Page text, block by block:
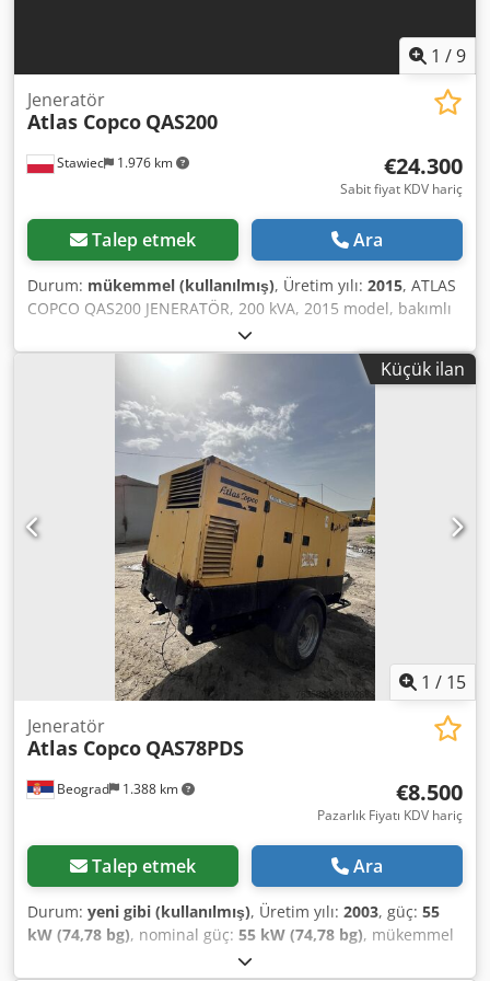
1 /9
Stawiec 1.976 km
Jeneratör
Atlas Copco QAS200
€24.300
Sabit fiyat KDV hariç
Talep etmek Ara
Durum: mükemmel (kullanılmış), Üretim yılı: 2015, ATLAS
COPCO QAS200 JENERATÖR, 200 kVA, 2015 model, bakımlı
Teknik özellikler: Güç: 200 kVA (160 kW); Üretim yılı: 2015;
Motor: VOLVO PENTA; Çalışma saati: 3705 saat; Jeneratör
tamamen çalışır durumda. Djdpfx Agezp H T Hj Dokr Net
fiyat: 105.000 PLN; Brüt fiyat: 129.150 PLN. Aşağıdaki
bağlantıdan videoyu izleyebilirsiniz.
Küçük ilan
1 / 15
Beograd 1.388 km
Jeneratör
Atlas Copco QAS78PDS
€8.500
Pazarlık Fiyatı KDV hariç
Talep etmek Ara
Durum: yeni gibi (kullanılmış), Üretim yılı: 2003, güç: 55
kW (74,78 bg), nominal güç: 55 kW (74,78 bg), mükemmel
durumda Dkodpfxsy Rqmij Ag Dor